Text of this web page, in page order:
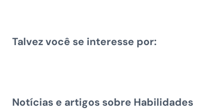
Talvez você se interesse por:
Notícias e artigos sobre Habilidades